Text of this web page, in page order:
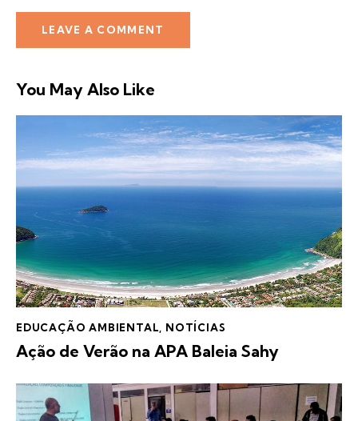
You May Also Like
EDUCAÇÃO AMBIENTAL NOTÍCIAS
Ação de Verão na APA Baleia Sahy